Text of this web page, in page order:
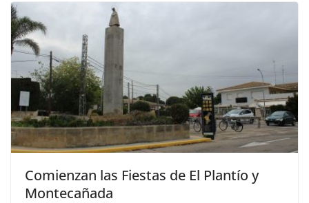
Comienzan las Fiestas de El Plantío y
Montecañada